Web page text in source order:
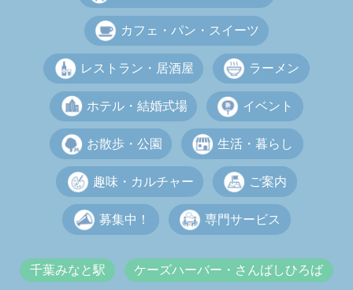
カフェ・パン・スイーツ
レストラン・居酒屋 ラーメン
ホテル・結婚式場 イベント
お散歩・公園 生活・暮らし
趣味・カルチャー ご案内
募集中！ 専門サービス
千葉みなと駅 ケーズハーバー・さんばしひろば